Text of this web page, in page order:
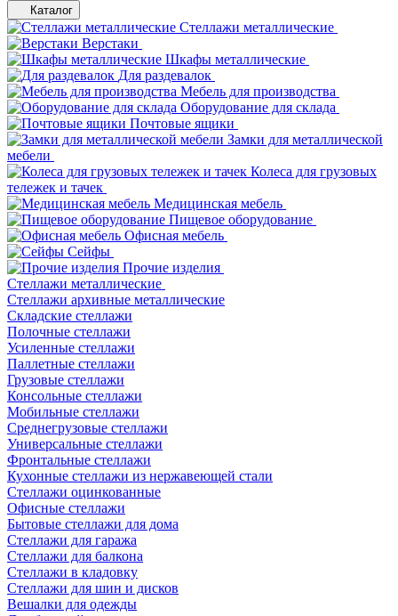
Каталог
Стеллажи металлические
Верстаки
Шкафы металлические
Для раздевалок
Мебель для производства
Оборудование для склада
Почтовые ящики
Замки для металлической
мебели
Колеса для грузовых
тележек и тачек
Медицинская мебель
Пищевое оборудование
Офисная мебель
Сейфы
Прочие изделия
Стеллажи металлические
Cтеллажи архивные металлические
Складские стеллажи
Полочные стеллажи
Усиленные стеллажи
Паллетные стеллажи
Грузовые стеллажи
Консольные стеллажи
Мобильные стеллажи
Среднегрузовые стеллажи
Универсальные стеллажи
Фронтальные стеллажи
Кухонные стеллажи из нержавеющей стали
Стеллажи оцинкованные
Офисные стеллажи
Бытовые стеллажи для дома
Стеллажи для гаража
Стеллажи для балкона
Стеллажи в кладовку
Стеллажи для шин и дисков
Вешалки для одежды